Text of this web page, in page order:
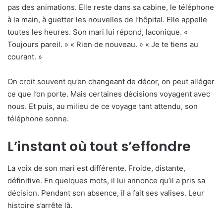
pas des animations. Elle reste dans sa cabine, le téléphone
à la main, à guetter les nouvelles de l’hôpital. Elle appelle
toutes les heures. Son mari lui répond, laconique. «
Toujours pareil. » « Rien de nouveau. » « Je te tiens au
courant. »
On croit souvent qu’en changeant de décor, on peut alléger
ce que l’on porte. Mais certaines décisions voyagent avec
nous. Et puis, au milieu de ce voyage tant attendu, son
téléphone sonne.
L’instant où tout s’effondre
La voix de son mari est différente. Froide, distante,
définitive. En quelques mots, il lui annonce qu’il a pris sa
décision. Pendant son absence, il a fait ses valises. Leur
histoire s’arrête là.